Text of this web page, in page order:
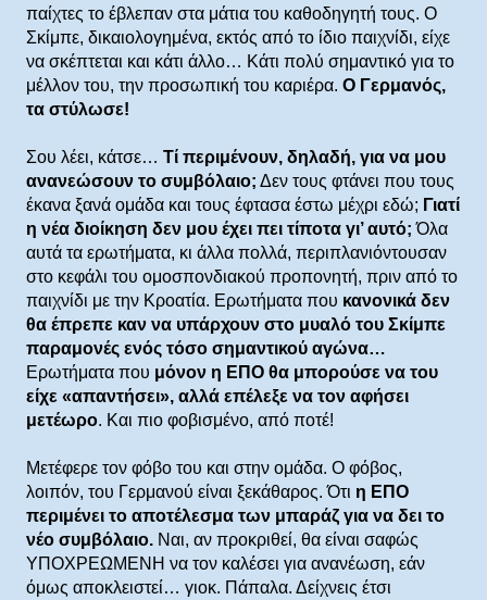
παίχτες το έβλεπαν στα μάτια του καθοδηγητή τους. Ο
Σκίμπε, δικαιολογημένα, εκτός από το ίδιο παιχνίδι, είχε
να σκέπτεται και κάτι άλλο… Κάτι πολύ σημαντικό για το
μέλλον του, την προσωπική του καριέρα. Ο Γερμανός,
τα στύλωσε!
Σου λέει, κάτσε… Τί περιμένουν, δηλαδή, για να μου
ανανεώσουν το συμβόλαιο; Δεν τους φτάνει που τους
έκανα ξανά ομάδα και τους έφτασα έστω μέχρι εδώ; Γιατί
η νέα διοίκηση δεν μου έχει πει τίποτα γι’ αυτό; Όλα
αυτά τα ερωτήματα, κι άλλα πολλά, περιπλανιόντουσαν
στο κεφάλι του ομοσπονδιακού προπονητή, πριν από το
παιχνίδι με την Κροατία. Ερωτήματα που κανονικά δεν
θα έπρεπε καν να υπάρχουν στο μυαλό του Σκίμπε
παραμονές ενός τόσο σημαντικού αγώνα…
Ερωτήματα που μόνον η ΕΠΟ θα μπορούσε να του
είχε «απαντήσει», αλλά επέλεξε να τον αφήσει
μετέωρο. Και πιο φοβισμένο, από ποτέ!
Μετέφερε τον φόβο του και στην ομάδα. Ο φόβος,
λοιπόν, του Γερμανού είναι ξεκάθαρος. Ότι η ΕΠΟ
περιμένει το αποτέλεσμα των μπαράζ για να δει το
νέο συμβόλαιο. Ναι, αν προκριθεί, θα είναι σαφώς
ΥΠΟΧΡΕΩΜΕΝΗ να τον καλέσει για ανανέωση, εάν
όμως αποκλειστεί… γιοκ. Πάπαλα. Δείχνεις έτσι